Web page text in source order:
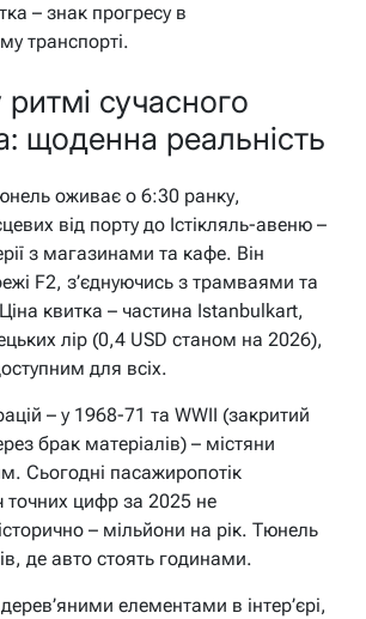
– знак прогресу в
транспорті.
сучасного
щоденна реальність
оживає о 6:30 ранку,
від порту до Істікляль-авеню –
з магазинами та кафе. Він
F2, з’єднуючись з трамваями та
квитка – частина Istanbulkart,
лір (0,4 USD станом на 2026),
для всіх.
– у 1968-71 та WWII (закритий
брак матеріалів) – містяни
Сьогодні пасажиропотік
точних цифр за 2025 не
– мільйони на рік. Тюнель
де авто стоять годинами.
елементами в інтер’єрі,